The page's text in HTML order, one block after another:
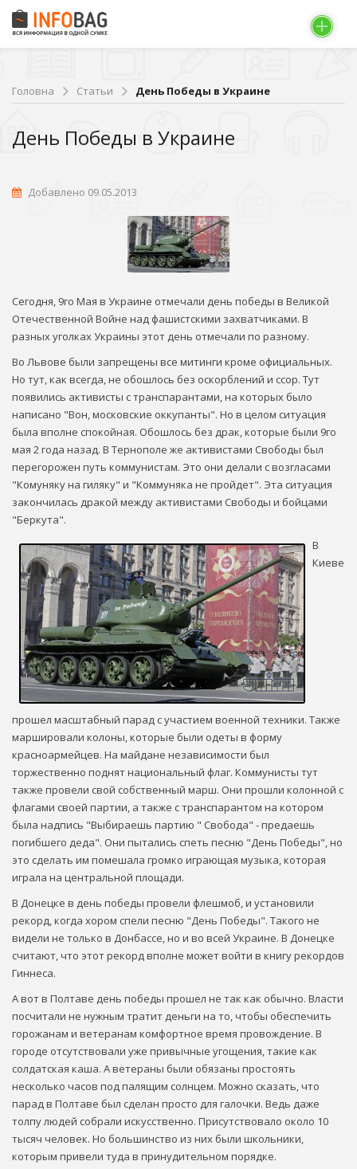
Головна Статьи День Победы в Украине
День Победы в Украине
Добавлено 09.05.2013
Сегодня, 9го Мая в Украине отмечали день победы в Великой
Отечественной Войне над фашистскими захватчиками. В
разных уголках Украины этот день отмечали по разному.
Во Львове были запрещены все митинги кроме официальных.
Но тут, как всегда, не обошлось без оскорблений и ссор. Тут
появились активисты с транспарантами, на которых было
написано "Вон, московские оккупанты". Но в целом ситуация
была вполне спокойная. Обошлось без драк, которые были 9го
мая 2 года назад. В Тернополе же активистами Свободы был
перегорожен путь коммунистам. Это они делали с возгласами
"Комуняку на гиляку" и "Коммуняка не пройдет". Эта ситуация
закончилась дракой между активистами Свободы и бойцами
"Беркута".
В
Киеве
прошел масштабный парад с участием военной техники. Также
маршировали колоны, которые были одеты в форму
красноармейцев. На майдане независимости был
торжественно поднят национальный флаг. Коммунисты тут
также провели свой собственный марш. Они прошли колонной с
флагами своей партии, а также с транспарантом на котором
была надпись "Выбираешь партию " Свобода" - предаешь
погибшего деда". Они пытались спеть песню "День Победы", но
это сделать им помешала громко играющая музыка, которая
играла на центральной площади.
В Донецке в день победы провели флешмоб, и установили
рекорд, когда хором спели песню "День Победы". Такого не
видели не только в Донбассе, но и во всей Украине. В Донецке
считают, что этот рекорд вполне может войти в книгу рекордов
Гиннеса.
А вот в Полтаве день победы прошел не так как обычно. Власти
посчитали не нужным тратит деньги на то, чтобы обеспечить
горожанам и ветеранам комфортное время провождение. В
городе отсутствовали уже привычные угощения, такие как
солдатская каша. А ветераны были обязаны простоять
несколько часов под палящим солнцем. Можно сказать, что
парад в Полтаве был сделан просто для галочки. Ведь даже
толпу людей собрали искусственно. Присутствовало около 10
тысяч человек. Но большинство из них были школьники,
которым привели туда в принудительном порядке.